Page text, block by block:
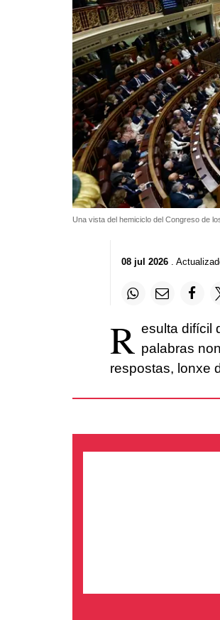
Una vista del hemiciclo del Congreso de
08 jul 2026.
R esulta difícil
palabras
respostas, lonxe